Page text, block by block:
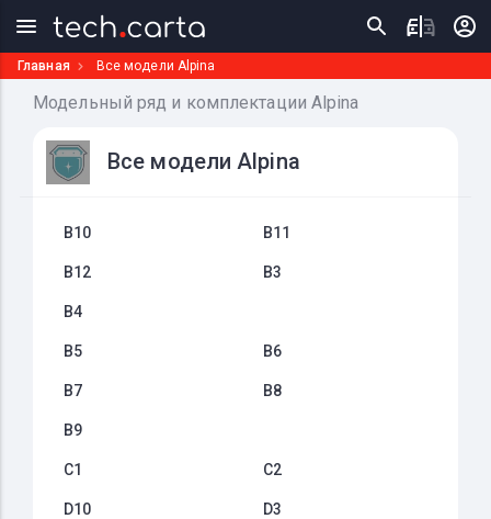
Главная Все модели Alpina
Модельный ряд и комплектации Alpina
Все модели Alpina
B10 B11
B12 B3
B4
B5 B6
B7 B8
B9
C1 C2
D10 D3